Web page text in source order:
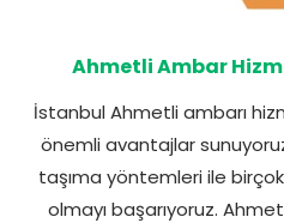
Ahmetli Ambar
İstanbul Ahmetli ambarı
önemli avantajlar
taşıma yöntemleri ile
olmayı başarıyoruz.